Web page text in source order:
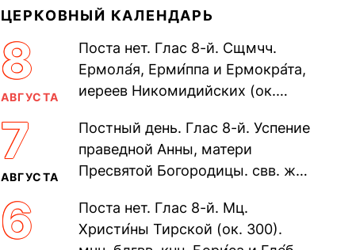
ЦЕРКОВНЫЙ КАЛЕНДАРЬ
8
АВГУСТА
Поста нет. Глас 8-й. Сщмчч.
Ермола́я, Ерми́ппа и Ермокра́та,
иереев Никомидийских (ок.
Печерского, в Ближних
пещерах...
7
АВГУСТА
Постный день. Глас 8-й. Успение
праведной Анны, матери
Пресвятой Богородицы. свв. жен
прп. Евпракси́и девы,...
6
Поста нет. Глас 8-й. Мц.
Христи́ны Тирской (ок. 300).